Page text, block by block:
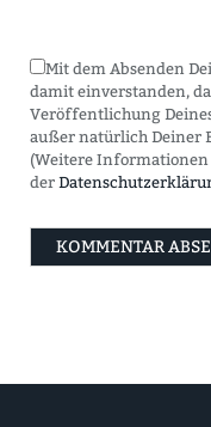
Mit dem Absenden
damit einverstanden,
Veröffentlichung
außer natürlich Deiner
(Weitere
der